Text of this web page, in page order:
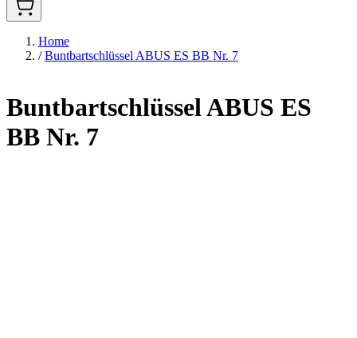
Home
/ Buntbartschlüssel ABUS ES BB Nr. 7
Buntbartschlüssel ABUS ES
BB Nr. 7